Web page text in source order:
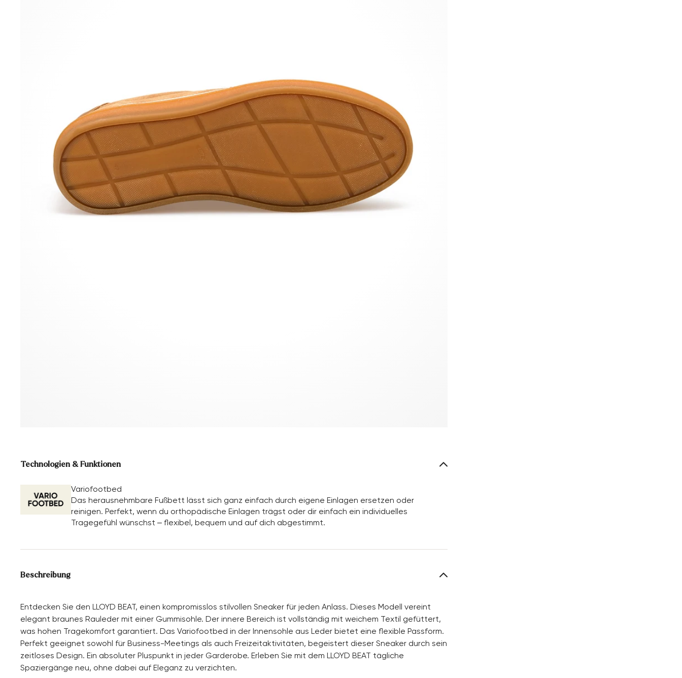
Technologien & Funktionen
Variofootbed
Das herausnehmbare Fußbett lässt sich ganz einfach durch eigene Einlagen ersetzen oder
reinigen. Perfekt, wenn du orthopädische Einlagen trägst oder dir einfach ein individuelles
Tragegefühl wünschst – flexibel, bequem und auf dich abgestimmt.
Beschreibung
Entdecken Sie den LLOYD BEAT, einen kompromisslos stilvollen Sneaker für jeden Anlass. Dieses Modell vereint
elegant braunes Rauleder mit einer Gummisohle. Der innere Bereich ist vollständig mit weichem Textil gefüttert,
was hohen Tragekomfort garantiert. Das Variofootbed in der Innensohle aus Leder bietet eine flexible Passform.
Perfekt geeignet sowohl für Business-Meetings als auch Freizeitaktivitäten, begeistert dieser Sneaker durch sein
zeitloses Design. Ein absoluter Pluspunkt in jeder Garderobe. Erleben Sie mit dem LLOYD BEAT tägliche
Spaziergänge neu, ohne dabei auf Eleganz zu verzichten.